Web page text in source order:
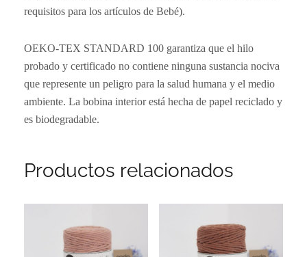
requisitos para los artículos de Bebé).
OEKO-TEX STANDARD 100 garantiza que el hilo
probado y certificado no contiene ninguna sustancia nociva
que represente un peligro para la salud humana y el medio
ambiente. La bobina interior está hecha de papel reciclado y
es biodegradable.
Productos relacionados